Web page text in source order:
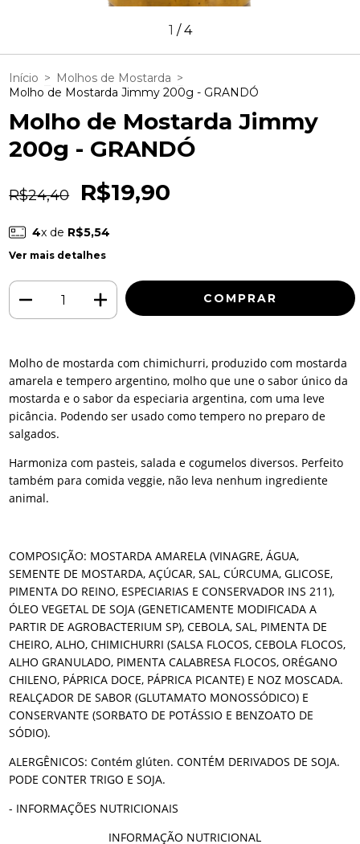
1 /4
Início > Molhos de Mostarda >
Molho de Mostarda Jimmy 200g - GRANDÓ
Molho de Mostarda Jimmy
200g - GRANDÓ
R$24,40 R$19,90
4x de R$5,54
Ver mais detalhes
Molho de mostarda com chimichurri, produzido com mostarda
amarela e tempero argentino, molho que une o sabor único da
mostarda e o sabor da especiaria argentina, com uma leve
picância. Podendo ser usado como tempero no preparo de
salgados.
Harmoniza com pasteis, salada e cogumelos diversos. Perfeito
também para comida veggie, não leva nenhum ingrediente
animal.
COMPOSIÇÃO: MOSTARDA AMARELA (VINAGRE, ÁGUA,
SEMENTE DE MOSTARDA, AÇÚCAR, SAL, CÚRCUMA, GLICOSE,
PIMENTA DO REINO, ESPECIARIAS E CONSERVADOR INS 211),
ÓLEO VEGETAL DE SOJA (GENETICAMENTE MODIFICADA A
PARTIR DE AGROBACTERIUM SP), CEBOLA, SAL, PIMENTA DE
CHEIRO, ALHO, CHIMICHURRI (SALSA FLOCOS, CEBOLA FLOCOS,
ALHO GRANULADO, PIMENTA CALABRESA FLOCOS, ORÉGANO
CHILENO, PÁPRICA DOCE, PÁPRICA PICANTE) E NOZ MOSCADA.
REALÇADOR DE SABOR (GLUTAMATO MONOSSÓDICO) E
CONSERVANTE (SORBATO DE POTÁSSIO E BENZOATO DE
SÓDIO).
ALERGÊNICOS: Contém glúten. CONTÉM DERIVADOS DE SOJA.
PODE CONTER TRIGO E SOJA.
- INFORMAÇÕES NUTRICIONAIS
INFORMAÇÃO NUTRICIONAL